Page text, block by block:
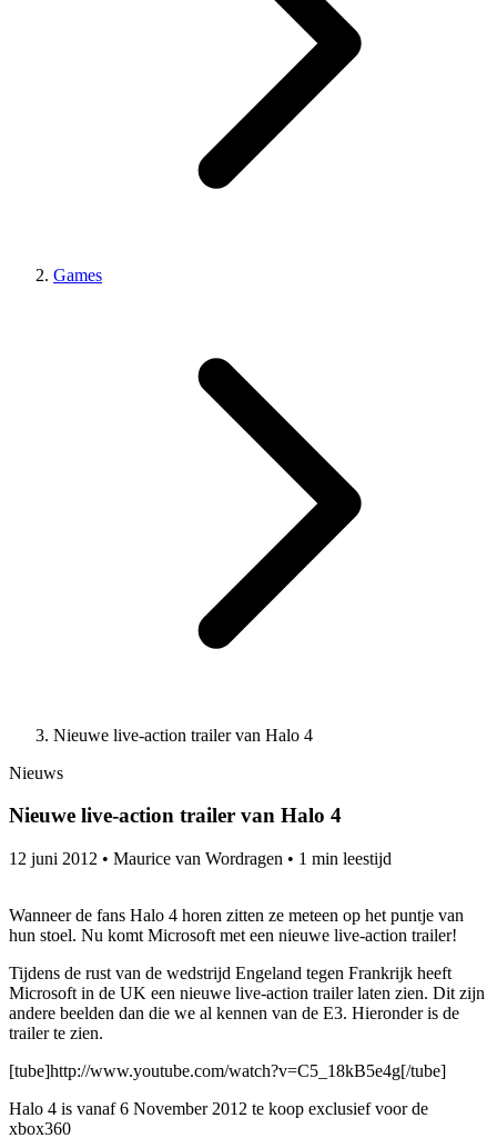
Games
Nieuwe live-action trailer van Halo 4
Nieuws
Nieuwe live-action trailer van Halo 4
12 juni 2012 • Maurice van Wordragen • 1 min leestijd
Wanneer de fans Halo 4 horen zitten ze meteen op het puntje van
hun stoel. Nu komt Microsoft met een nieuwe live-action trailer!
Tijdens de rust van de wedstrijd Engeland tegen Frankrijk heeft
Microsoft in de UK een nieuwe live-action trailer laten zien. Dit zijn
andere beelden dan die we al kennen van de E3. Hieronder is de
trailer te zien.
[tube]http://www.youtube.com/watch?v=C5_18kB5e4g[/tube]
Halo 4 is vanaf 6 November 2012 te koop exclusief voor de
xbox360